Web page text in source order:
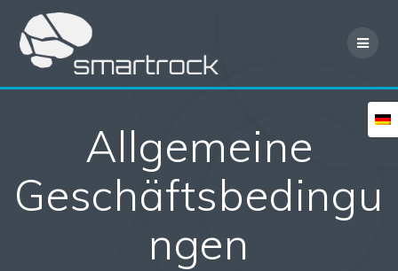
Allgemeine
Geschäftsbedingu
ngen